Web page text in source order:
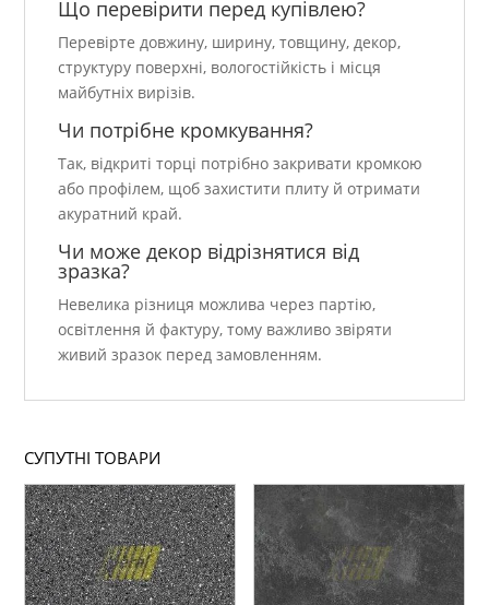
Що перевірити перед купівлею?
Перевірте довжину, ширину, товщину, декор,
структуру поверхні, вологостійкість і місця
майбутніх вирізів.
Чи потрібне кромкування?
Так, відкриті торці потрібно закривати кромкою
або профілем, щоб захистити плиту й отримати
акуратний край.
Чи може декор відрізнятися від
зразка?
Невелика різниця можлива через партію,
освітлення й фактуру, тому важливо звіряти
живий зразок перед замовленням.
СУПУТНІ ТОВАРИ